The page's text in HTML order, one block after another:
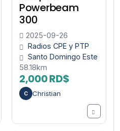
Powerbeam
300
2025-09-26
Radios CPE y PTP
Santo Domingo Este
58.18km
2,000 RD$
C Christian